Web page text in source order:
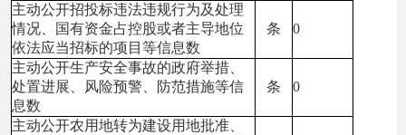
主动公开招投标违法违规行为及处理
情况、国有资金占控股或者主导地位
依法应当招标的项目等信息数
条 0
主动公开生产安全事故的政府举措、
处置进展、风险预警、防范措施等信
息数
条 0
主动公开农用地转为建设用地批准、